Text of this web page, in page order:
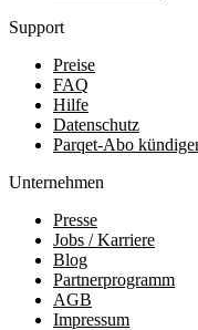
Support
Preise
FAQ
Hilfe
Datenschutz
Parqet-Abo
Unternehmen
Presse
Jobs / Karriere
Blog
Partnerprogramm
AGB
Impressum